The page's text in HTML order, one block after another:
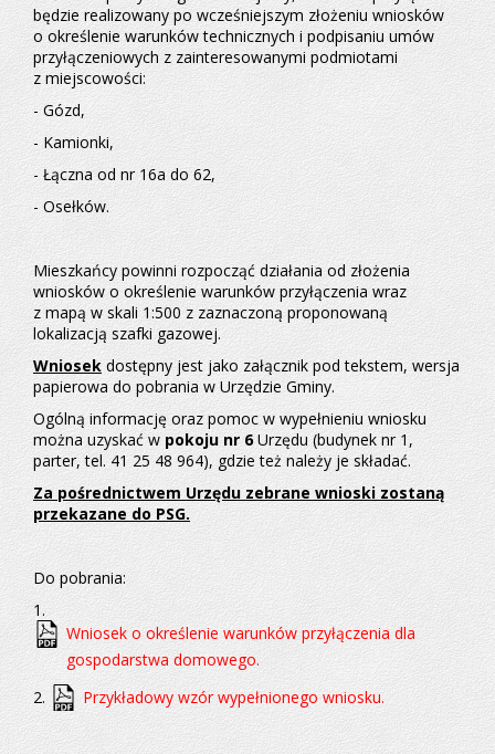
będzie realizowany po wcześniejszym złożeniu wniosków
o określenie warunków technicznych i podpisaniu umów
przyłączeniowych z zainteresowanymi podmiotami
z miejscowości:
- Gózd,
- Kamionki,
- Łączna od nr 16a do 62,
- Osełków.
Mieszkańcy powinni rozpocząć działania od złożenia
wniosków o określenie warunków przyłączenia wraz
z mapą w skali 1:500 z zaznaczoną proponowaną
lokalizacją szafki gazowej.
Wniosek dostępny jest jako załącznik pod tekstem, wersja
papierowa do pobrania w Urzędzie Gminy.
Ogólną informację oraz pomoc w wypełnieniu wniosku
można uzyskać w pokoju nr 6Urzędu (budynek nr 1,
parter, tel. 41 25 48 964), gdzie też należy je składać.
Za pośrednictwem Urzędu zebrane wnioski zostaną
przekazane do PSG.
Do pobrania:
1.
Wniosek o określenie warunków przyłączenia dla
gospodarstwa domowego.
2.
Przykładowy wzór wypełnionego wniosku.
analizy
efektywności
inwestycji
spełniły
wymagane
wskaźniki
ekonomiczne
obowiązujące
w PSG
z o.o.
i wykazują
opłacalność
zadań
inwestycyjnych.
W świetle
powyższego
informujemy,
że
zakres
przyłączeń
będzie
realizowany
po
wcześniejszym
złożeniu
wniosków
o określenie
warunków
technicznych
i podpisaniu
umów
przyłączeniowych
z zainteresowanymi
podmiotami
z miejscowości:
Gózd,
Kamionki,
Łączna
od
nr